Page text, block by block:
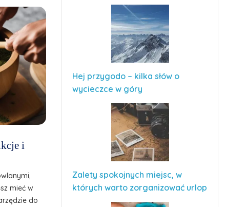
i
mieć w
do
Hej przygodo – kilka słów o
wycieczce w góry
Zalety spokojnych miejsc, w
których warto zorganizować urlop